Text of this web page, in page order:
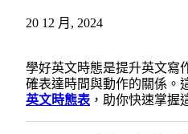
20 12 月, 2024
學好英文時態是提升英文寫
確表達時間與動作的關係。
英文時態表 ，助你快速掌握